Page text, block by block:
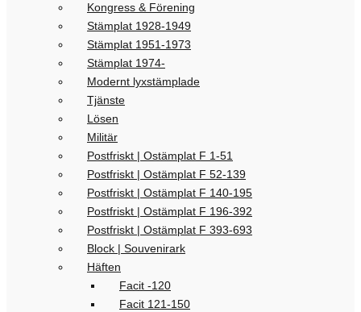
Kongress & Förening
Stämplat 1928-1949
Stämplat 1951-1973
Stämplat 1974-
Modernt lyxstämplade
Tjänste
Lösen
Militär
Postfriskt | Ostämplat F 1-51
Postfriskt | Ostämplat F 52-139
Postfriskt | Ostämplat F 140-195
Postfriskt | Ostämplat F 196-392
Postfriskt | Ostämplat F 393-693
Block | Souvenirark
Häften
Facit -120
Facit 121-150